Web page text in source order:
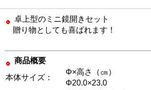
卓上型のミニ鏡開きセット
贈り物としても喜ばれます！
商品概要
本体サイズ：
Φ×高さ（㎝）
Φ20.0×23.0